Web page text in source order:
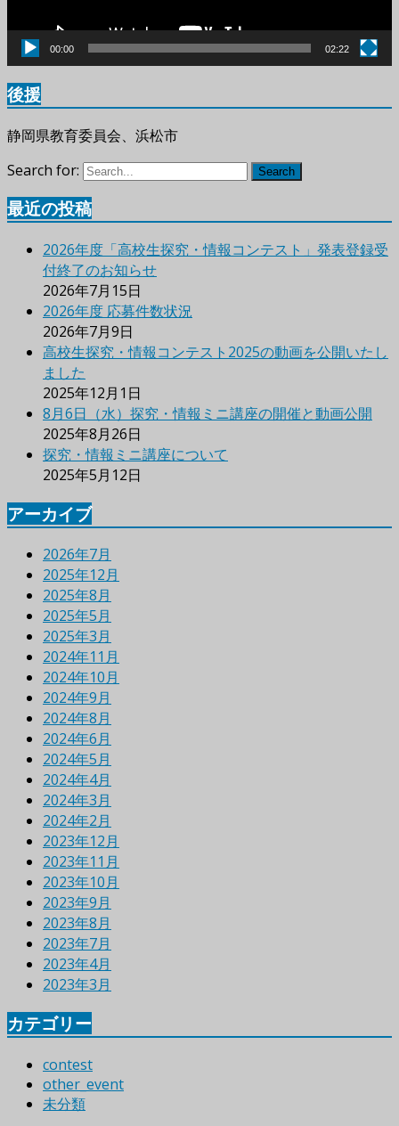
00:00 02:22
後援
静岡県教育委員会、浜松市
Search for:
Search
最近の投稿
2026年度「高校生探究・情報コンテスト」発表登録受
付終了のお知らせ
2026年7月15日
2026年度 応募件数状況
2026年7月9日
高校生探究・情報コンテスト2025の動画を公開いたし
ました
2025年12月1日
8月6日（水）探究・情報ミニ講座の開催と動画公開
2025年8月26日
探究・情報ミニ講座について
2025年5月12日
アーカイブ
2026年7月
2025年12月
2025年8月
2025年5月
2025年3月
2024年11月
2024年10月
2024年9月
2024年8月
2024年6月
2024年5月
2024年4月
2024年3月
2024年2月
2023年12月
2023年11月
2023年10月
2023年9月
2023年8月
2023年7月
2023年4月
2023年3月
カテゴリー
contest
other_event
未分類